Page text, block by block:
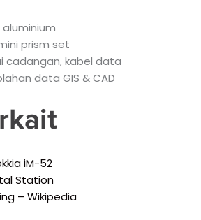
prism set
cadangan, kabel data
data GIS & CAD
iM-52
Station
– Wikipedia